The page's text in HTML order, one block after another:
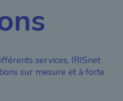
services, IRISnet
sur mesure et à forte